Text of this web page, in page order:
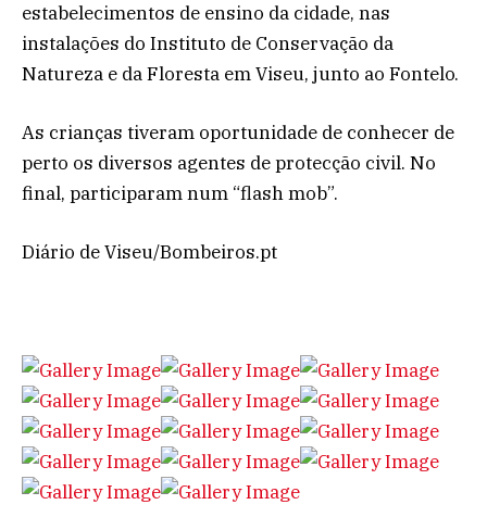
estabelecimentos de ensino da cidade, nas
instalações do Instituto de Conservação da
Natureza e da Floresta em Viseu, junto ao Fontelo.
As crianças tiveram oportunidade de conhecer de
perto os diversos agentes de protecção civil. No
final, participaram num “flash mob”.
Diário de Viseu/Bombeiros.pt